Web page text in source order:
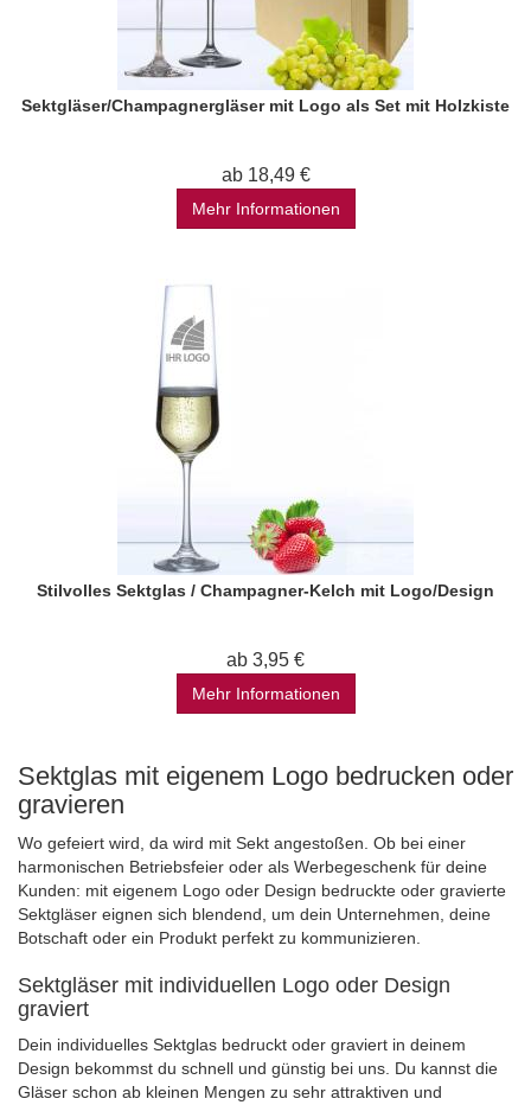
Sektgläser/Champagnergläser mit Logo als Set mit Holzkiste
ab 18,49 €
Mehr Informationen
Stilvolles Sektglas / Champagner-Kelch mit Logo/Design
ab 3,95 €
Mehr Informationen
Sektglas mit eigenem Logo bedrucken oder
gravieren
Wo gefeiert wird, da wird mit Sekt angestoßen. Ob bei einer
harmonischen Betriebsfeier oder als Werbegeschenk für deine
Kunden: mit eigenem Logo oder Design bedruckte oder gravierte
Sektgläser eignen sich blendend, um dein Unternehmen, deine
Botschaft oder ein Produkt perfekt zu kommunizieren.
Sektgläser mit individuellen Logo oder Design
graviert
Dein individuelles Sektglas bedruckt oder graviert in deinem
Design bekommst du schnell und günstig bei uns. Du kannst die
Gläser schon ab kleinen Mengen zu sehr attraktiven und